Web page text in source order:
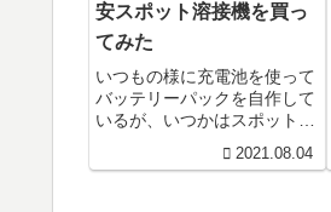
安スポット溶接機を買っ
てみた
いつもの様に充電池を使って
バッテリーパックを自作して
いるが、いつかはスポット溶
自作しても良いのだが高電流
2021.08.04